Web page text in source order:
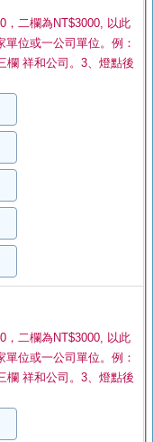
，二欄為NT$3000, 以此
位或一公司單位。例：
祥和公司。3、燈點後
，二欄為NT$3000, 以此
位或一公司單位。例：
祥和公司。3、燈點後